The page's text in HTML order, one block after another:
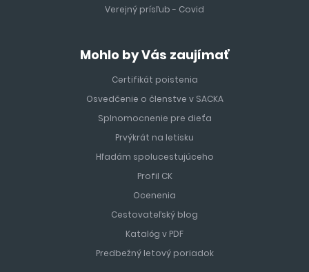
Verejný prísľub - Covid
Mohlo by Vás zaujímať
Certifikát poistenia
Osvedčenie o členstve v SACKA
Splnomocnenie pre dieťa
Prvýkrát na letisku
Hľadám spolucestujúceho
Profil CK
Ocenenia
Cestovateľský blog
Katalóg v PDF
Predbežný letový poriadok